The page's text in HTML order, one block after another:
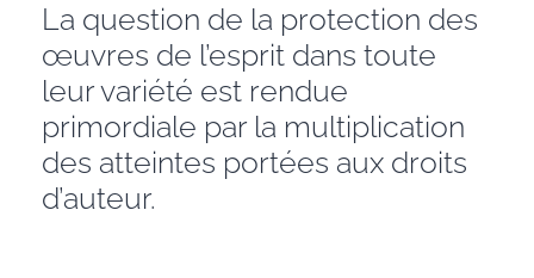
La question de la protection des
œuvres de l’esprit dans toute
leur variété est rendue
primordiale par la multiplication
des atteintes portées aux droits
d’auteur.